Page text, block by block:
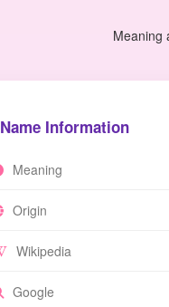
Meaning
Name Information
Meaning
Origin
Wikipedia
Google